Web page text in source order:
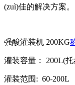
(zuì)佳的解决方案。
强酸灌装机 200KG
灌装容量： 200L(
灌装范围: 60-200L